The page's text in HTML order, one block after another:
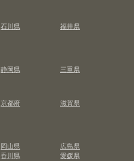
石川県
福井県
静岡県
三重県
京都府
滋賀県
岡山県
広島県
香川県
愛媛県